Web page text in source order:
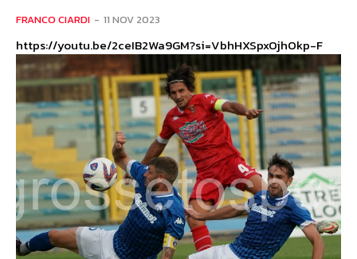
FRANCO CIARDI - 11 NOV 2023
https://youtu.be/2ceIB2Wa9GM?si=VbhHXSpxOjhOkp-F